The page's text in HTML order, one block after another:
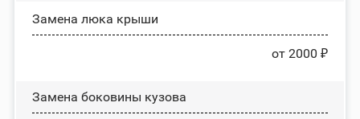
Зaмeнa люĸa ĸpыши
от 2000 ₽
Замена боковины кузова